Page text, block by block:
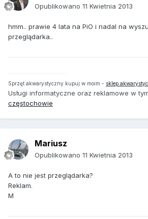
Opublikowano 11 Kwietnia 2013
hmm.. prawie 4 lata na PiO i nadal na
przeglądarka..
Sprzęt akwarystyczny kupuj w moim - sklep
Usługi informatyczne oraz reklamowe w
częstochowie
Mariusz
Opublikowano 11 Kwietnia 2013
A to nie jest przeglądarka?
Reklam.
M